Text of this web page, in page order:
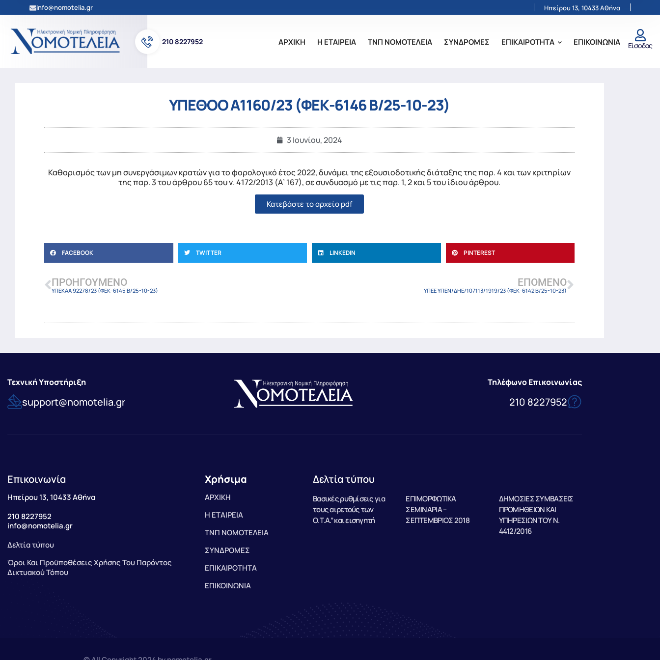
info@nomotelia.gr Ηπείρου 13, 10433 Αθήνα
210 8227952 ΑΡΧΙΚΗ Η ΕΤΑΙΡΕΙΑ ΤΝΠ ΝΟΜΟΤΕΛΕΙΑ ΣΥΝΔΡΟΜΕΣ ΕΠΙΚΑΙΡΟΤΗΤΑ ΕΠΙΚΟΙΝΩΝΙΑ Είσοδος
ΥΠΕΘΟΟ Α1160/23 (ΦΕΚ-6146 Β/25-10-23)
3 Ιουνίου, 2024
Καθορισμός των μη συνεργάσιμων κρατών για το φορολογικό έτος 2022, δυνάμει της εξουσιοδοτικής διάταξης της παρ. 4 και των κριτηρίων
της παρ. 3 του άρθρου 65 του ν. 4172/2013 (Α’ 167), σε συνδυασμό με τις παρ. 1, 2 και 5 του ίδιου άρθρου.
Κατεβάστε το αρχείο pdf
FACEBOOK TWITTER LINKEDIN PINTEREST
ΠΡΟΗΓΟΎΜΕΝΟ
ΥΠΕΚΑΑ 92278/23 (ΦΕΚ-6145 Β/25-10-23)
ΕΠΌΜΕΝΟ
ΥΠΕΕ ΥΠΕΝ/ΔΗΕ/107113/1919/23 (ΦΕΚ-6142 Β/25-10-23)
Τεχνική Υποστήριξη
support@nomotelia.gr
Τηλέφωνο Επικοινωνίας
210 8227952
Επικοινωνία
Ηπείρου 13, 10433 Αθήνα
210 8227952
info@nomotelia.gr
Δελτία τύπου
Όροι Και Προϋποθέσεις Χρήσης Του Παρόντος
Δικτυακού Τόπου
Χρήσιμα
ΑΡΧΙΚΗ
Η ΕΤΑΙΡΕΙΑ
ΤΝΠ ΝΟΜΟΤΕΛΕΙΑ
ΣΥΝΔΡΟΜΕΣ
ΕΠΙΚΑΙΡΟΤΗΤΑ
ΕΠΙΚΟΙΝΩΝΙΑ
Δελτία τύπου
Βασικές ρυθμίσεις για
τους αιρετούς των
Ο.Τ.Α.” και εισηγητή
ΕΠΙΜΟΡΦΩΤΙΚΑ
ΣΕΜΙΝΑΡΙΑ –
ΣΕΠΤΕΜΒΡΙΟΣ 2018
ΔΗΜΟΣΙΕΣ ΣΥΜΒΑΣΕΙΣ
ΠΡΟΜΗΘΕΙΩΝ ΚΑΙ
ΥΠΗΡΕΣΙΩΝ ΤΟΥ Ν.
4412/2016